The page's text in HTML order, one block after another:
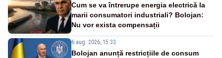
Cum se va întrerupe energia electrică la
marii consumatori industriali? Bolojan:
Nu vor exista compensații
6 aug. 2026, 15:33
Bolojan anunță restricțiile de consum